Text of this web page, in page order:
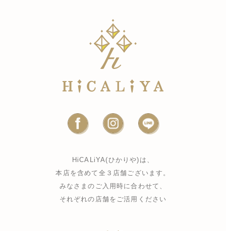
HiCALiYA(ひかりや)は、
本店を含めて全３店舗ございます。
みなさまのご入用時に合わせて、
それぞれの店舗をご活用ください